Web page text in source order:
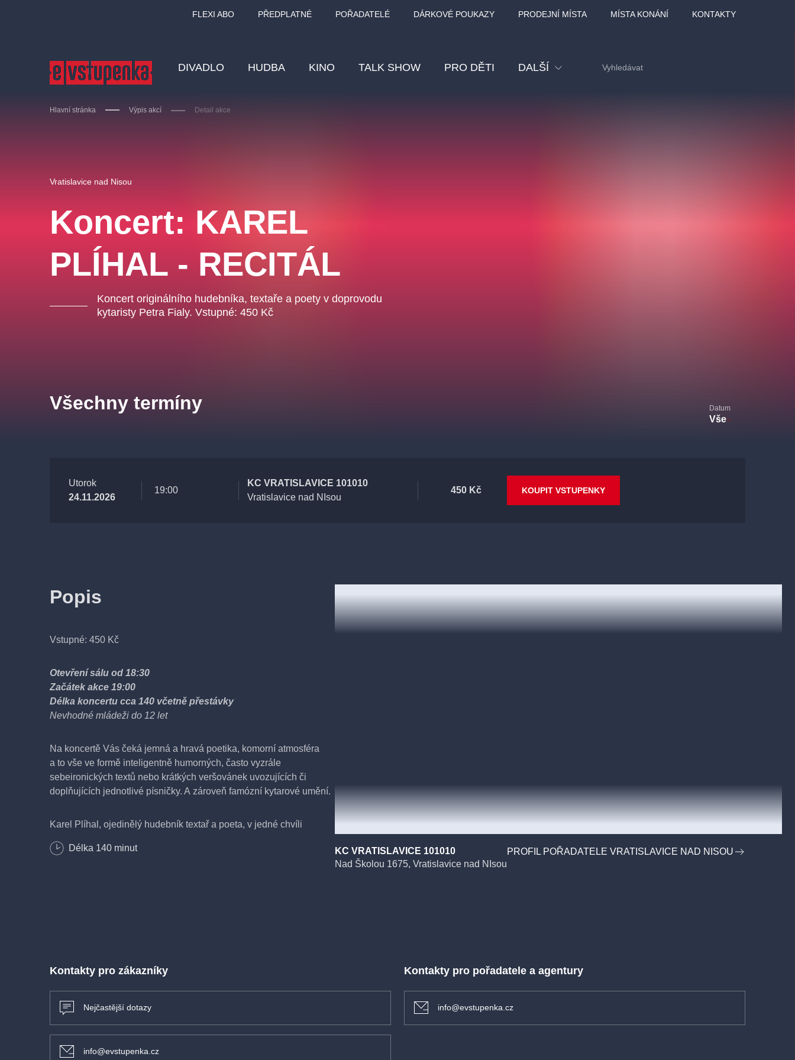
FLEXI ABO PŘEDPLATNÉ POŘADATELÉ DÁRKOVÉ POUKAZY PRODEJNÍ MÍSTA MÍSTA KONÁNÍ KONTAKTY
DIVADLO HUDBA KINO TALK SHOW PRO DĚTI DALŠÍ
Hlavní stránka Výpis akcí Detail akce
Vratislavice nad Nisou
Koncert: KAREL
PLÍHAL - RECITÁL
Koncert originálního hudebníka, textaře a poety v doprovodu
kytaristy Petra Fialy. Vstupné: 450 Kč
Všechny termíny Datum
Vše
Utorok
24.11.2026
19:00
KC VRATISLAVICE 101010
Vratislavice nad NIsou
450 Kč KOUPIT VSTUPENKY
Popis
Vstupné: 450 Kč
Otevření sálu od 18:30
Začátek akce 19:00
Délka koncertu cca 140 včetně přestávky
Nevhodné mládeži do 12 let
Na koncertě Vás čeká jemná a hravá poetika, komorní atmosféra
a to vše ve formě inteligentně humorných, často vyzrále
sebeironických textů nebo krátkých veršovánek uvozujících či
doplňujících jednotlivé písničky. A zároveň famózní kytarové umění.
Karel Plíhal, ojedinělý hudebník textař a poeta, v jedné chvíli
posluchače rozněžnil a roztesknil emotivním textem písně.
Délka 140 minut
KC VRATISLAVICE 101010
Nad Školou 1675, Vratislavice nad NIsou
PROFIL POŘADATELE VRATISLAVICE NAD NISOU
Kontakty pro zákazníky
Nejčastější dotazy
info@evstupenka.cz
Kontakty pro pořadatele a agentury
info@evstupenka.cz
divadlo premiéra klasickáhudba